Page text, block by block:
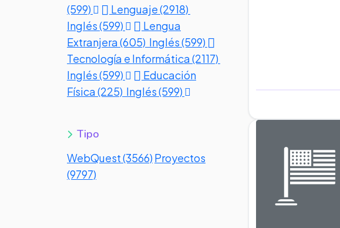
(599)
Lenguaje (2918)
Inglés (599)
Lengua
Extranjera (605) Inglés (599)
Tecnología e Informática (2117)
Inglés (599)
Educación
Física (225) Inglés (599)
Tipo
WebQuest (3566) Proyectos
(9797)